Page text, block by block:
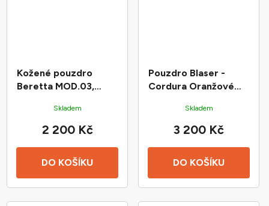
Kožené pouzdro
Beretta MOD.03,
Skladem
DO KOŠÍKU
2 200 Kč
Pouzdro Blaser -
Cordura Oranžové
Skladem
DO KOŠÍKU
3 200 Kč